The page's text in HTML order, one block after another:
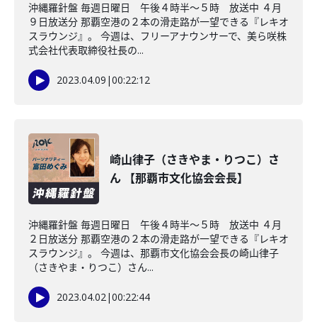
沖縄羅針盤 毎週日曜日 午後４時半～５時 放送中 ４月
９日放送分 那覇空港の２本の滑走路が一望できる『レキオ
スラウンジ』。 今週は、フリーアナウンサーで、美ら咲株
式会社代表取締役社長の...
2023.04.09 |00:22:12
崎山律子（さきやま・りつこ）さ
ん 【那覇市文化協会会長】
沖縄羅針盤 毎週日曜日 午後４時半～５時 放送中 ４月
２日放送分 那覇空港の２本の滑走路が一望できる『レキオ
スラウンジ』。 今週は、那覇市文化協会会長の崎山律子
（さきやま・りつこ）さん...
2023.04.02|00:22:44